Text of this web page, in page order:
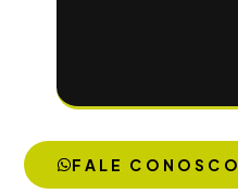
FALE CONOSCO